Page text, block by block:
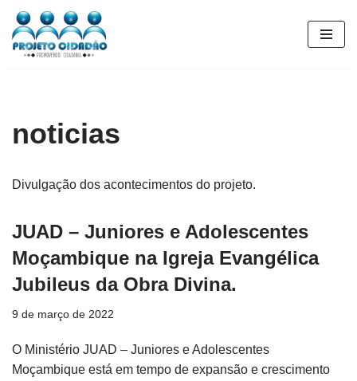
Pular
noticias
Divulgação dos acontecimentos do projeto.
JUAD – Juniores e Adolescentes
Moçambique na Igreja Evangélica
Jubileus da Obra Divina.
9 de março de 2022
O Ministério JUAD – Juniores e Adolescentes
Moçambique está em tempo de expansão e crescimento